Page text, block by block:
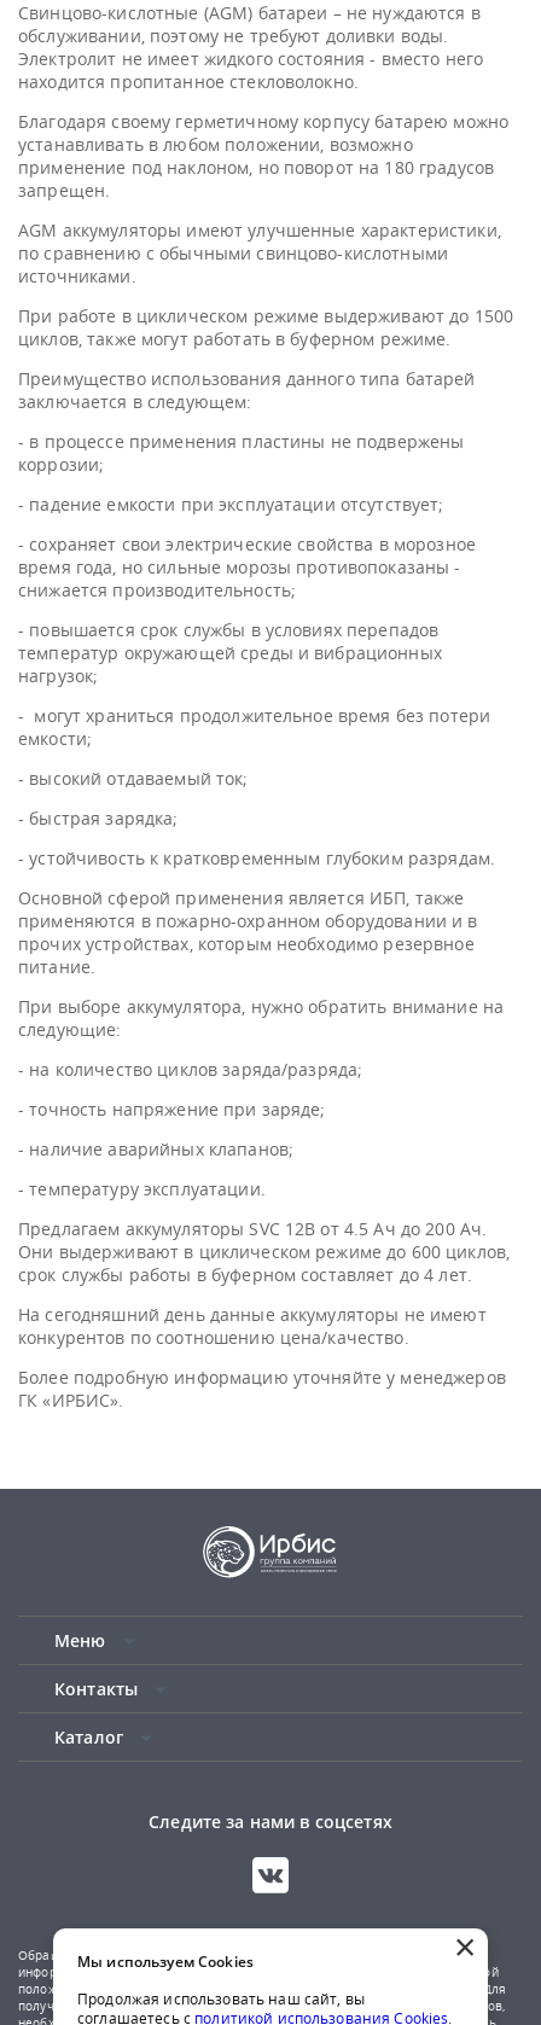
Свинцово-кислотные (AGM) батареи – не нуждаются в
обслуживании, поэтому не требуют доливки воды.
Электролит не имеет жидкого состояния - вместо него
находится пропитанное стекловолокно.
Благодаря своему герметичному корпусу батарею можно
устанавливать в любом положении, возможно
применение под наклоном, но поворот на 180 градусов
запрещен.
AGM аккумуляторы имеют улучшенные характеристики,
по сравнению с обычными свинцово-кислотными
источниками.
При работе в циклическом режиме выдерживают до 1500
циклов, также могут работать в буферном режиме.
Преимущество использования данного типа батарей
заключается в следующем:
- в процессе применения пластины не подвержены
коррозии;
- падение емкости при эксплуатации отсутствует;
- сохраняет свои электрические свойства в морозное
время года, но сильные морозы противопоказаны -
снижается производительность;
- повышается срок службы в условиях перепадов
температур окружающей среды и вибрационных
нагрузок;
- могут храниться продолжительное время без потери
емкости;
- высокий отдаваемый ток;
- быстрая зарядка;
- устойчивость к кратковременным глубоким разрядам.
Основной сферой применения является ИБП, также
применяются в пожарно-охранном оборудовании и в
прочих устройствах, которым необходимо резервное
питание.
При выборе аккумулятора, нужно обратить внимание на
следующие:
- на количество циклов заряда/разряда;
- точность напряжение при заряде;
- наличие аварийных клапанов;
- температуру эксплуатации.
Предлагаем аккумуляторы SVC 12В от 4.5 Ач до 200 Ач.
Они выдерживают в циклическом режиме до 600 циклов,
срок службы работы в буферном составляет до 4 лет.
На сегодняшний день данные аккумуляторы не имеют
конкурентов по соотношению цена/качество.
Более подробную информацию уточняйте у менеджеров
ГК «ИРБИС».
Меню
Контакты
Каталог
Следите за нами в соцсетях
Обращаем ваше внимание на то, что данный сайт носит исключительно
информационный характер и не является публичной офертой, определяемой
положениями Статьи 437(2) Гражданского кодекса Российской Федерации. Для
получения подробной информации о наличии и стоимости указанных товаров,
×
Мы используем Cookies
Продолжая использовать наш сайт, вы
соглашаетесь с политикой использования Cookies.